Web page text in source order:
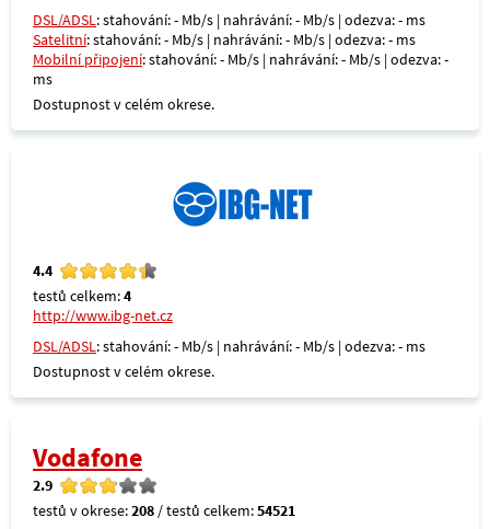
DSL/ADSL: stahování: - Mb/s | nahrávání: - Mb/s | odezva: - ms
Satelitní: stahování: - Mb/s | nahrávání: - Mb/s | odezva: - ms
Mobilní připojení: stahování: - Mb/s | nahrávání: - Mb/s | odezva: -
ms
Dostupnost v celém okrese.
4.4
testů celkem:4
http://www.ibg-net.cz
DSL/ADSL: stahování: - Mb/s | nahrávání: - Mb/s | odezva: - ms
Dostupnost v celém okrese.
Vodafone
2.9
testů v okrese:208 / testů celkem:54521